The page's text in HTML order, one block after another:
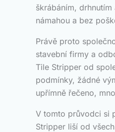
škrábáním,
námahou a bez
Právě proto
stavební firmy a
Tile Stripper od
podmínky, žádné
upřímně řečeno,
V tomto průvodci si
Stripper liší od